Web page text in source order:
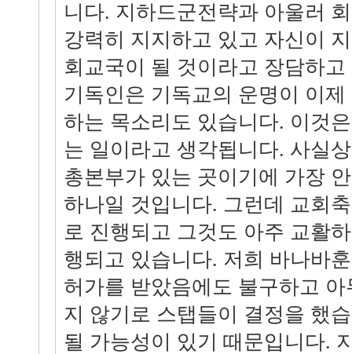
니다. 지하드군전략과 아울러
강력히 지지하고 있고 자신이
회교국이 될 것이라고 장담하
기독인은 기독교의 운명이 이
하는 목소리도 있습니다. 이것
는 일이라고 생각됩니다. 사실
총본부가 있는 곳이기에 가장
하나일 것입니다. 그런데 교회
로 진행되고 그것도 아주 교활
행되고 있습니다. 저희 바나바
허가를 받았음에도 불구하고
지 않기로 스탭들이 결정을 했
될 가능성이 있기 때문입니다.